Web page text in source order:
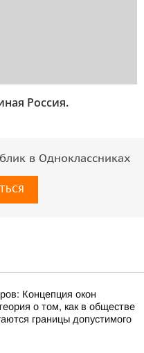
Россия.
в Одноклассниках
Концепция окон
о том, как в обществе
границы допустимого